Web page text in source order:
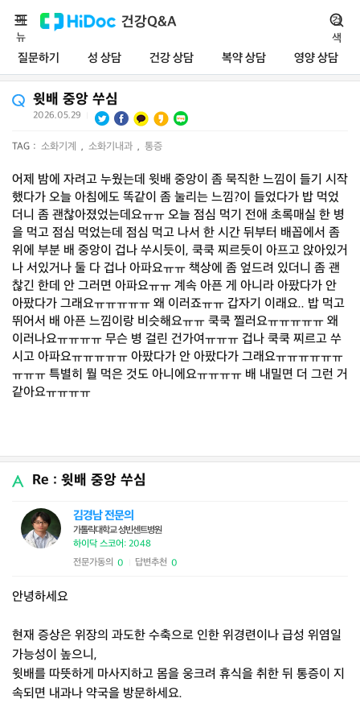
건강Q&A
질문하기 성 상담 건강 상담 복약 상담 영양 상담
메
뉴
검
색
윗배 중앙 쑤심
2026.05.29
TAG : 소화기계 , 소화기내과 , 통증
어제 밤에 자려고 누웠는데 윗배 중앙이 좀 묵직한 느낌이 들기 시작
했다가 오늘 아침에도 똑같이 좀 눌리는 느낌?이 들었다가 밥 먹었
더니 좀 괜찮아졌었는데요ㅠㅠ 오늘 점심 먹기 전애 초록매실 한 병
을 먹고 점심 먹었는데 점심 먹고 나서 한 시간 뒤부터 배꼽에서 좀
위에 부분 배 중앙이 겁나 쑤시듯이, 쿡쿡 찌르듯이 아프고 앉아있거
나 서있거나 둘 다 겁나 아파요ㅠㅠ 책상에 좀 엎드려 있더니 좀 괜
찮긴 한데 안 그러면 아파요ㅠㅠ 계속 아픈 게 아니라 아팠다가 안
아팠다가 그래요ㅠㅠㅠㅠㅠ 왜 이러죠ㅠㅠ 갑자기 이래요.. 밥 먹고
뛰어서 배 아픈 느낌이랑 비슷해요ㅠㅠ 쿡쿡 찔러요ㅠㅠㅠㅠㅠ 왜
이러나요ㅠㅠㅠㅠ 무슨 병 걸린 건가여ㅠㅠㅠ 겁나 쿡쿡 찌르고 쑤
시고 아파요ㅠㅠㅠㅠㅠ 아팠다가 안 아팠다가 그래요ㅠㅠㅠㅠㅠㅠ
ㅠㅠㅠ 특별히 뭘 먹은 것도 아니에요ㅠㅠㅠㅠ 배 내밀면 더 그런 거
같아요ㅠㅠㅠㅠ
Re : 윗배 중앙 쑤심
김경남 전문의
가톨릭대학교 성빈센트병원
하이닥 스코어: 2048
전문가동의 0 답변추천 0
안녕하세요
현재 증상은 위장의 과도한 수축으로 인한 위경련이나 급성 위염일
가능성이 높으니,
윗배를 따뜻하게 마사지하고 몸을 웅크려 휴식을 취한 뒤 통증이 지
속되면 내과나 약국을 방문하세요.